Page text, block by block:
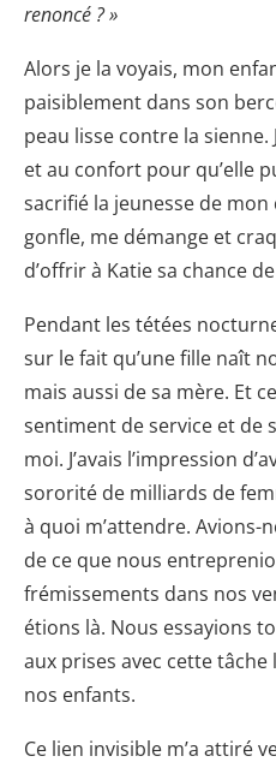
renoncé ? »
Alors je la voyais, mon
paisiblement dans son
peau lisse contre la sienne.
et au confort pour qu’elle
sacrifié la jeunesse de mon
gonfle, me démange et
d’offrir à Katie sa chance
Pendant les tétées
sur le fait qu’une fille naît
mais aussi de sa mère. Et
sentiment de service et de
moi. J’avais l’impression
sororité de milliards de
à quoi m’attendre. Avions-
de ce que nous
frémissements dans nos
étions là. Nous essayions
aux prises avec cette tâche
nos enfants.
Ce lien invisible m’a attiré